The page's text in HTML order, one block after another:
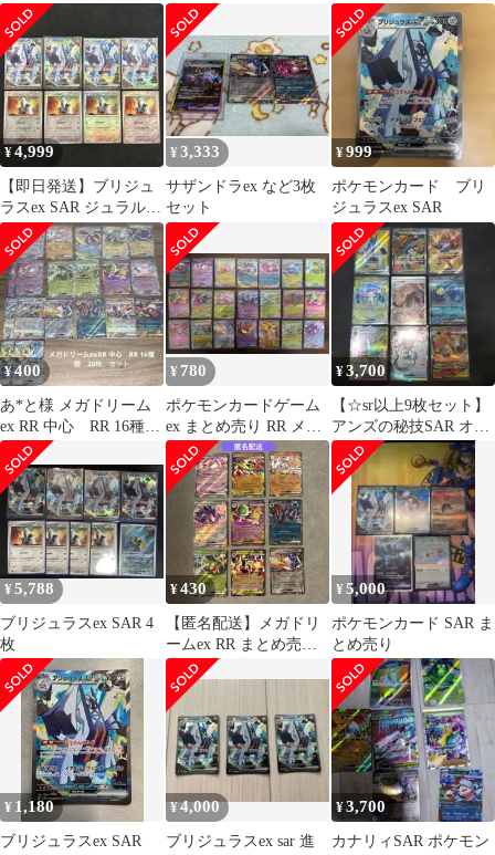
088/064/SV7a/B SAR
¥4,999
【即日発送】ブリジュ
ラスex SAR ジュラルド
ンモンスターボールミ
ラー 8枚
¥3,333
サザンドラex など3枚
セット
¥999
ポケモンカード ブリ
ジュラスex SAR
¥400
あ*と様 メガドリーム
ex RR 中心 RR 16種
類 20枚 セット
¥ 780
ポケモンカードゲーム
ex まとめ売り RR メガ
ダークライEXなど
¥3,700
​【☆sr以上9枚セット】
アンズの秘技SAR オー
ガポン SAR ドラパルト
R他
¥5,788
ブリジュラスex SAR 4
枚
¥430
【匿名配送】メガドリ
ームex RR まとめ売
り 9枚
¥5,000
ポケモンカード SAR ま
とめ売り
¥ 1,180
ブリジュラスex SAR
¥4,000
ブリジュラスex sar 進
¥3,700
カナリィSAR ポケモン